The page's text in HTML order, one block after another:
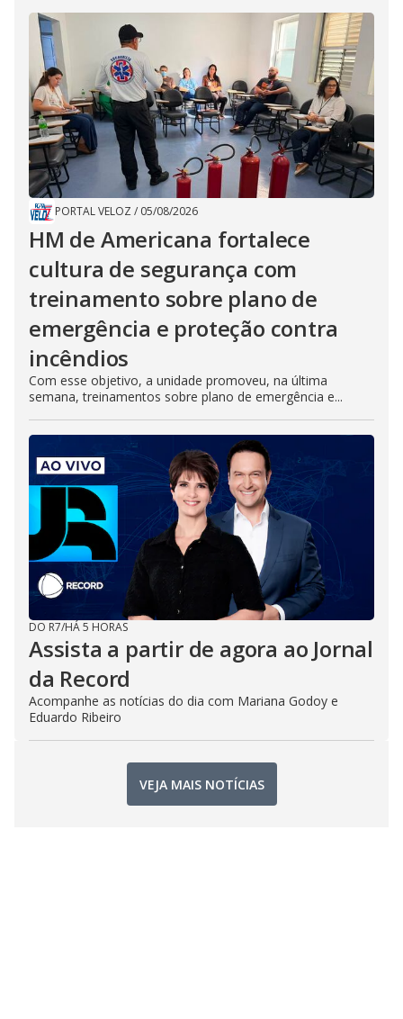
PORTAL VELOZ / 05/08/2026
HM de Americana fortalece
cultura de segurança com
treinamento sobre plano de
emergência e proteção contra
incêndios
Com esse objetivo, a unidade promoveu, na última
semana, treinamentos sobre plano de emergência e...
DO R7/HÁ 5 HORAS
Assista a partir de agora ao Jornal
da Record
Acompanhe as notícias do dia com Mariana Godoy e
Eduardo Ribeiro
VEJA MAIS NOTÍCIAS